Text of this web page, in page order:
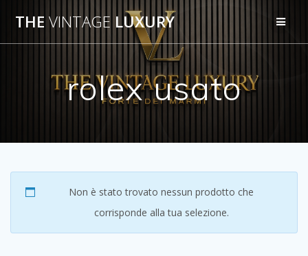
Salta
al
contenuto
THE VINTAGE LUXURY
rolex usato
Non è stato trovato nessun prodotto che
corrisponde alla tua selezione.